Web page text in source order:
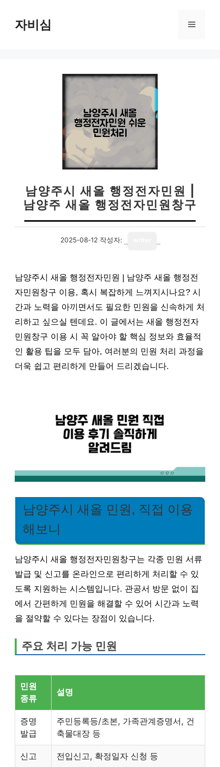
자비심 메
남양주시 새올 행정전자민원 |
남양주 새올 행정전자민원창구
2025-08-12 작성자:
남양주시 새올 행정전자민원 | 남양주 새올 행정전
자민원창구 이용, 혹시 복잡하게 느껴지시나요? 시
간과 노력을 아끼면서도 필요한 민원을 신속하게 처
리하고 싶으실 텐데요. 이 글에서는 새올 행정전자
민원창구 이용 시 꼭 알아야 할 핵심 정보와 효율적
인 활용 팁을 모두 담아, 여러분의 민원 처리 과정을
더욱 쉽고 편리하게 만들어 드리겠습니다.
남양주시 새올 민원, 직접 이용
해보니
남양주시 새올 행정전자민원창구는 각종 민원 서류
발급 및 신고를 온라인으로 편리하게 처리할 수 있
도록 지원하는 시스템입니다. 관공서 방문 없이 집
에서 간편하게 민원을 해결할 수 있어 시간과 노력
을 절약할 수 있다는 장점이 있습니다.
주요 처리 가능 민원
민원
종류
설명
증명
발급
주민등록등/초본, 가족관계증명서, 건
축물대장 등
신고 전입신고, 확정일자 신청 등